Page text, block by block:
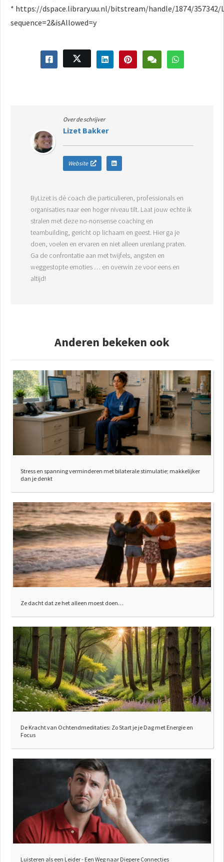
* https://dspace.library.uu.nl/bitstream/handle/1874/
sequence=2&isAllowed=y
Over de schrijver
Lizet Bakker
Website
ByLizet is dè coach die particulieren, professionals en
organisaties naar een hoger niveau tilt. Laat jouw echte ik
stralen met deze no-nonsense coaching en
teambuilding, gericht op lichaam en geest. Hier ga je
doen, voelen en ervaren en niet alleen urenlang praten.
Ga de confrontatie aan met twijfels, angsten en
weggestopte emoties … en overwin ze voor eens en
altijd!
Anderen bekeken ook
Stress en spanning verminderen met bilaterale stimulatie; makkelijker
dan je denkt
Ze dacht dat ze het alleen moest doen…
De Kracht van Ochtendmeditaties: Zo Start je je Dag met Energie en
Focus
Luisteren als een Leider - Een Weg naar Diepere Connecties